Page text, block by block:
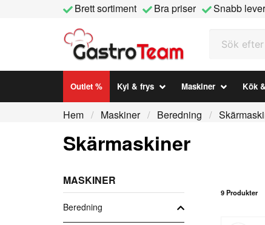
Brett sortiment Bra priser
Snabb
Outlet % Kyl & frys Maskiner Kök
Hem Maskiner Beredning
Skärmaskiner
MASKINER
Beredning
9 Produkter